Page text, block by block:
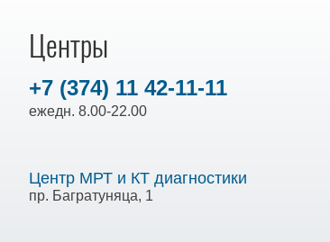
Центры
+7 (374) 11 42-11-11
ежедн. 8.00-22.00
Центр МРТ и КТ диагностики
пр. Багратуняца, 1